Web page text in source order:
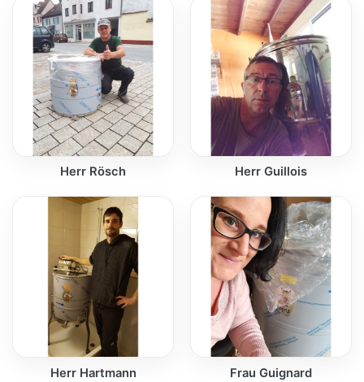
Herr Rösch Herr Guillois
Herr Hartmann Frau Guignard